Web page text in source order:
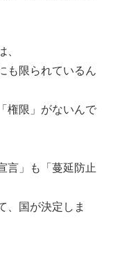
、
も限られているん
権限」がないんで
言」も「蔓延防止
、国が決定しま